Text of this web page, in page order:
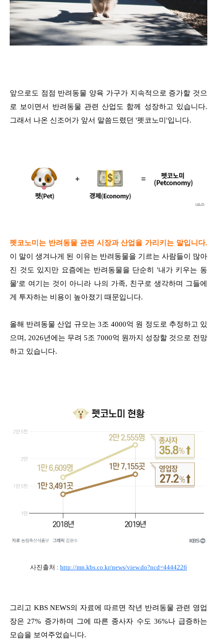
앞으로도 점점 반려동물 양육 가구가 지속적으로 증가할 것으
로 보이면서 반려동물 관련 산업도 함께 성장하고 있습니다.
그래서 나온 신조어가 앞서 말씀드렸던 '펫코노미'입니다.
펫코노미는 반려동물 관련 시장과 산업을 가리키는 말입니다.
이 말이 생겨나게 된 이유는 반려동물을 기르는 사람들이 많아
진 것도 있지만 요즘에는 반려동물을 단순히 '내가 키우는 동
물'로 여기는 것이 아니라 나의 가족, 친구로 생각하며 그들에
게 투자하는 비용이 높아졌기 때문입니다.
올해 반려동물 산업 규모는 3조 4000억 원 정도로 추정하고 있
으며, 2026년에는 무려 5조 7000억 원까지 성장할 것으로 전망
하고 있습니다.
사진출처 : http://mn.kbs.co.kr/news/view.do?ncd=4444226
그리고 KBS NEWS의 자료에 따르면 작년 반려동물 관련 영업
장은 27% 증가하며 그에 따른 종사자 수도 36%나 급증하는
모습을 보여주었습니다.